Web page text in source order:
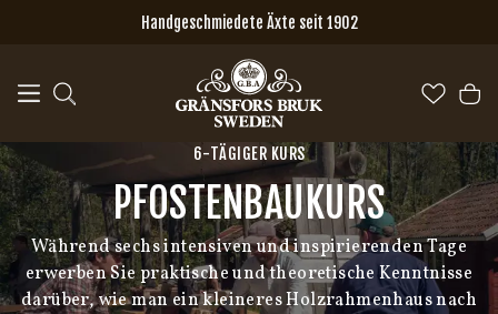
Zum Hauptinhalt springenHandgeschmiedete Äxte seit 1902
6-TÄGIGER KURS
PFOSTENBAUKURS
Während sechs intensiven und inspirierenden Tage
erwerben Sie praktische und theoretische Kenntnisse
darüber, wie man ein kleineres Holzrahmenhaus nach